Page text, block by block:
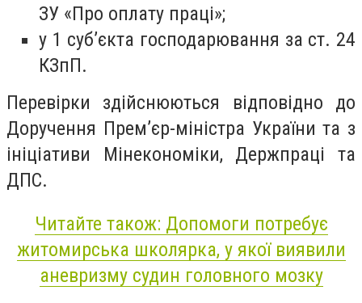
ЗУ «Про оплату праці»;
у 1 суб’єкта господарювання за ст. 24
КЗпП.
Перевірки здійснюються відповідно до
Доручення Прем’єр-міністра України та з
ініціативи Мінекономіки, Держпраці та
ДПС.
Читайте також: Допомоги потребує
житомирська школярка, у якої виявили
аневризму судин головного мозку